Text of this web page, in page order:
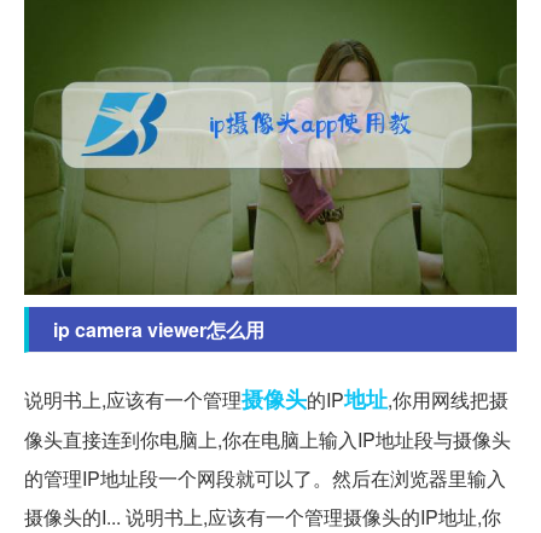
ip camera viewer怎么用
说明书上,应该有一个管理摄像头的IP地址,你用网线把摄
像头直接连到你电脑上,你在电脑上输入IP地址段与摄像头
的管理IP地址段一个网段就可以了。然后在浏览器里输入
摄像头的I... 说明书上,应该有一个管理摄像头的IP地址,你